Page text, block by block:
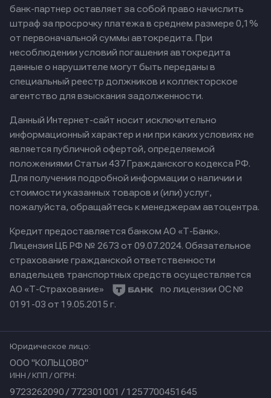
банк-партнер оставляет за собой право начислить
штраф за просрочку платежа в среднем размере 0,1%
от первоначальной суммы автокредита. При
несоблюдении условий погашения автокредита
данные о нарушителе могут быть переданы в
специальный реестр должников и коллекторское
агентство для взыскания задолженности.
Данный Интернет-сайт носит исключительно
информационный характер и ни при каких условиях не
является публичной офертой, определяемой
положениями Статьи 437 Гражданского кодекса РФ.
Для получения подробной информации о наличии и
стоимости указанных товаров и (или) услуг,
пожалуйста, обращайтесь к менеджерам автоцентра.
Кредит предоставляется банком АО «Т-Банк».
Лицензия ЦБ РФ № 2673 от 09.07.2024. Обязательное
страхование гражданской ответственности
владельцев транспортных средств осуществляется
АО «Т-Страхование»
по лицензии ОС №
0191-03 от 19.05.2015 г.
Юридическое лицо:
ООО "КОЛЬЦОВО"
ИНН / КПП / ОГРН:
9723262090 / 772301001 / 1257700451645